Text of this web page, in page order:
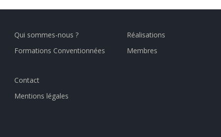
Qui sommes-nous ?
Formations Conventionnées
Réalisations
Membres
Contact
Mentions légales